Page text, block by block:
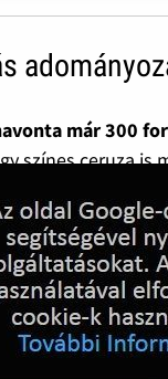
már 300
színes ceruza is
gyermeknek
Hálásan